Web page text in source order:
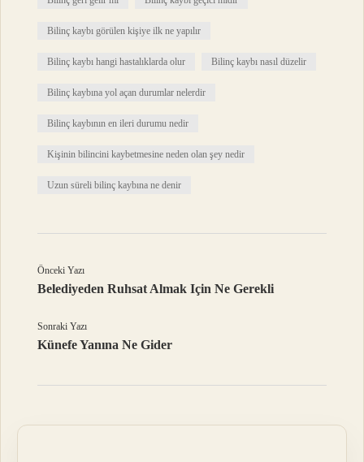
Bilinç kaybı görülen kişiye ilk ne yapılır
Bilinç kaybı hangi hastalıklarda olur Bilinç kaybı nasıl düzelir
Bilinç kaybına yol açan durumlar nelerdir
Bilinç kaybının en ileri durumu nedir
Kişinin bilincini kaybetmesine neden olan şey nedir
Uzun süreli bilinç kaybına ne denir
Önceki Yazı
Belediyeden Ruhsat Almak Için Ne Gerekli
Sonraki Yazı
Künefe Yanına Ne Gider